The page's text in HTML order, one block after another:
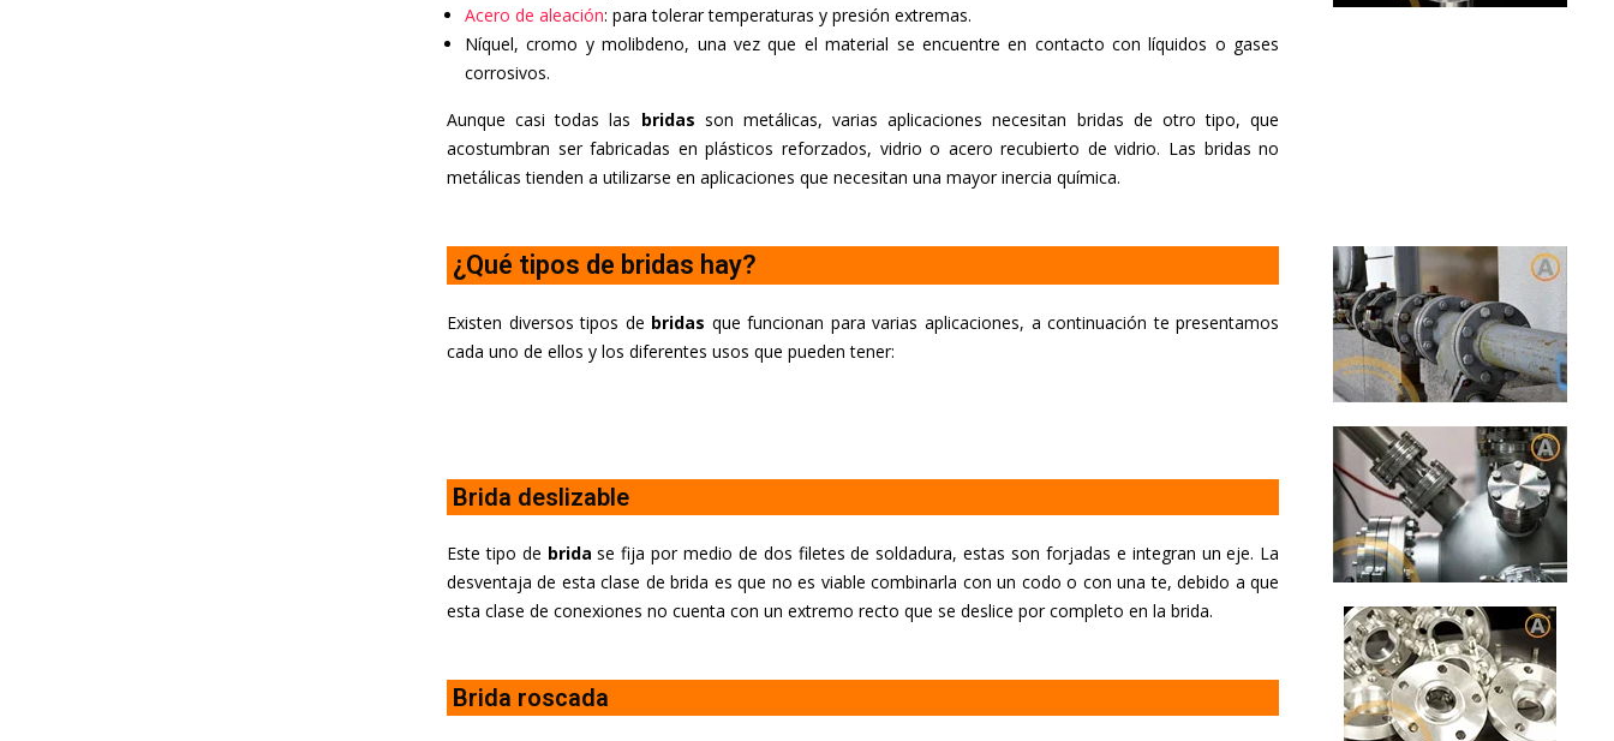
Acero de aleación: para tolerar temperaturas y presión extremas.
Níquel, cromo y molibdeno, una vez que el material se encuentre en contacto con líquidos o gases
corrosivos.
Aunque casi todas las bridas son metálicas, varias aplicaciones necesitan bridas de otro tipo, que
acostumbran ser fabricadas en plásticos reforzados, vidrio o acero recubierto de vidrio. Las bridas no
metálicas tienden a utilizarse en aplicaciones que necesitan una mayor inercia química.
¿Qué tipos de bridas hay?
Existen diversos tipos de bridas que funcionan para varias aplicaciones, a continuación te presentamos
cada uno de ellos y los diferentes usos que pueden tener:
Brida deslizable
Este tipo de brida se fija por medio de dos filetes de soldadura, estas son forjadas e integran un eje. La
desventaja de esta clase de brida es que no es viable combinarla con un codo o con una te, debido a que
esta clase de conexiones no cuenta con un extremo recto que se deslice por completo en la brida.
Brida roscada